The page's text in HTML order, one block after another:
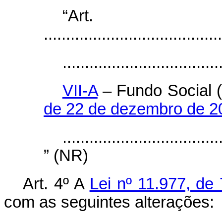
VII-A– Fundo Social
de 22 de dezembro de
” (NR)
Art. 4º A Lei nº 11.977,
com as seguintes alterações: